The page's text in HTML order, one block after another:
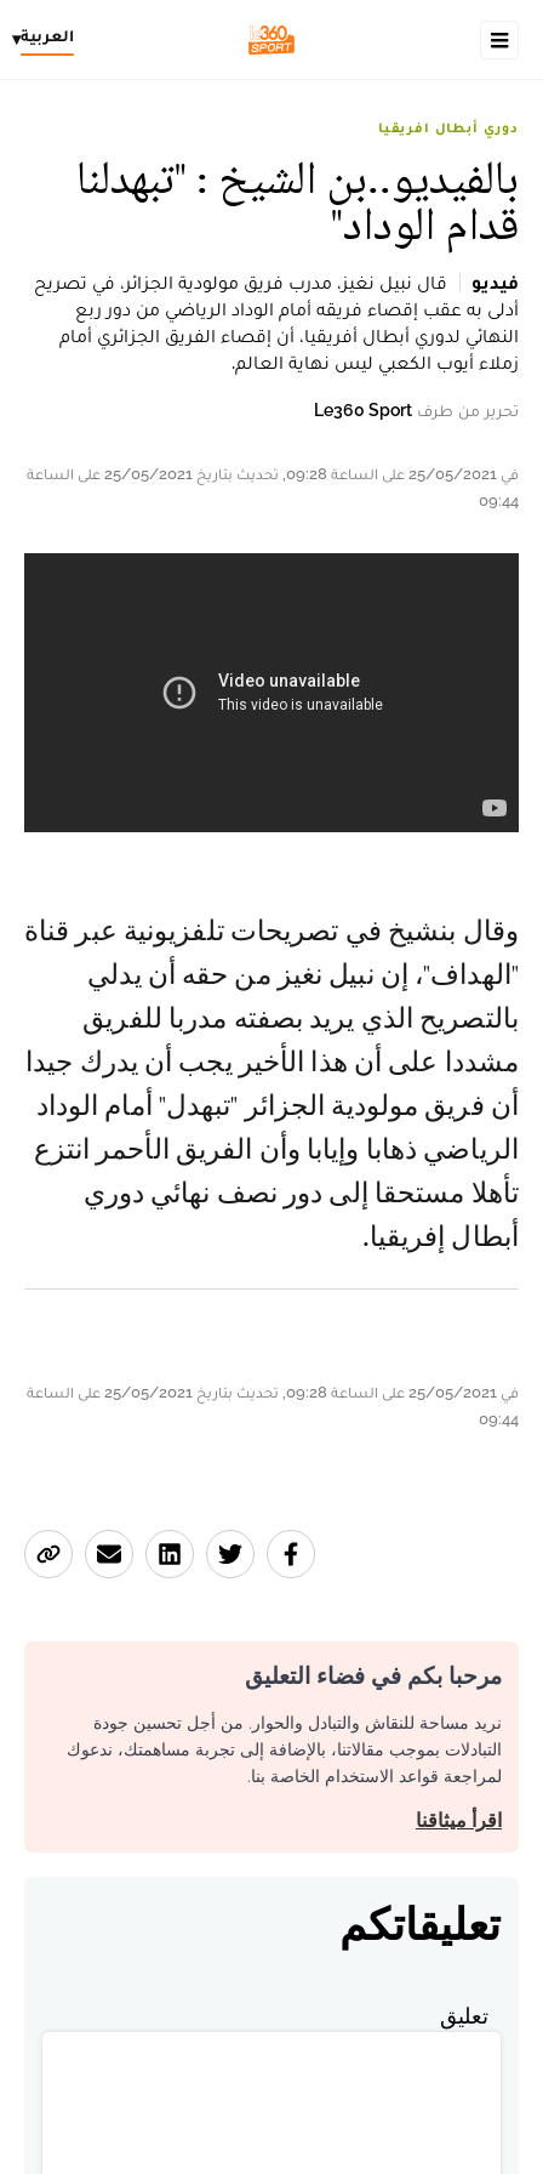
العربية▾
دوري أبطال افريقيا
بالفيديو..بن الشيخ : "تبهدلنا
قدام الوداد"
فيديو
قال نبيل نغيز، مدرب فريق مولودية الجزائر، في تصريح
أدلى به عقب إقصاء فريقه أمام الوداد الرياضي من دور ربع
النهائي لدوري أبطال أفريقيا، أن إقصاء الفريق الجزائري أمام
زملاء أيوب الكعبي ليس نهاية العالم.
تحرير من طرف Le360 Sport
في 25/05/2021 على الساعة 09:28, تحديث بتاريخ 25/05/2021 على الساعة
09:44
وقال بنشيخ في تصريحات تلفزيونية عبر قناة
"الهداف"، إن نبيل نغيز من حقه أن يدلي
بالتصريح الذي يريد بصفته مدربا للفريق
مشددا على أن هذا الأخير يجب أن يدرك جيدا
أن فريق مولودية الجزائر "تبهدل" أمام الوداد
الرياضي ذهابا وإيابا وأن الفريق الأحمر انتزع
تأهلا مستحقا إلى دور نصف نهائي دوري
أبطال إفريقيا.
في 25/05/2021 على الساعة 09:28, تحديث بتاريخ 25/05/2021 على الساعة
09:44
مرحبا بكم في فضاء التعليق
نريد مساحة للنقاش والتبادل والحوار. من أجل تحسين جودة
التبادلات بموجب مقالاتنا، بالإضافة إلى تجربة مساهمتك، ندعوك
لمراجعة قواعد الاستخدام الخاصة بنا.
اقرأ ميثاقنا
تعليقاتكم
تعليق